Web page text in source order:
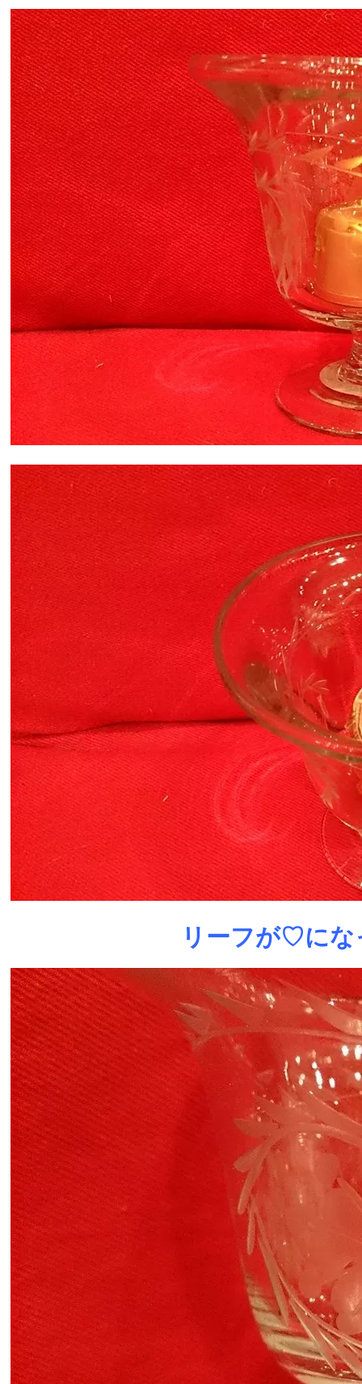
リーフが♡にな